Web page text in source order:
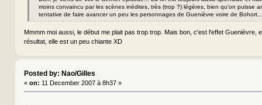
moins convaincu par les scènes inédites, très (trop ?) légères, bien qu'on puisse
tentative de faire avancer un peu les personnages de Guenièvre voire de Bohort...
Mmmm moi aussi, le début me plait pas trop trop. Mais bon, c'est l'effet Guenièvre,
résultat, elle est un peu chiante XD
Posted by: Nao/Gilles
« on: 11 December 2007 à 8h37 »